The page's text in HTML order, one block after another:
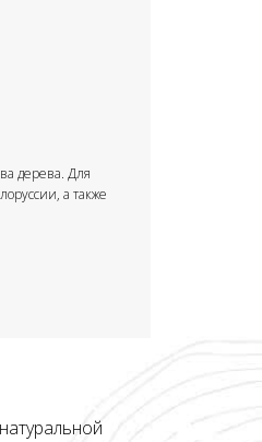
дерева. Для
а также